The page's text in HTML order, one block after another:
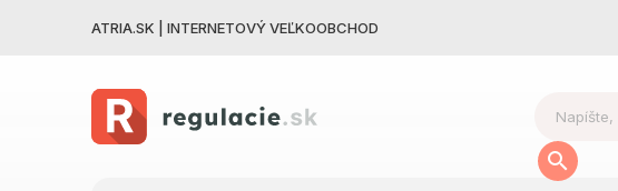
ATRIA.SK | INTERNETOVÝ VEĽKOOBCHOD